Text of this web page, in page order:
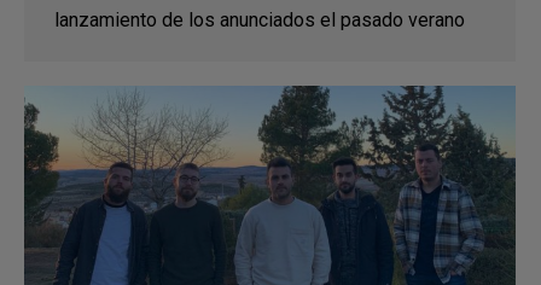
lanzamiento de los anunciados el pasado verano